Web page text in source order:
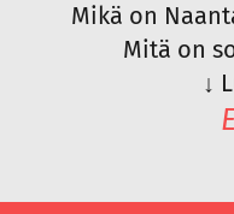
Mikä on
Mitä on
↓